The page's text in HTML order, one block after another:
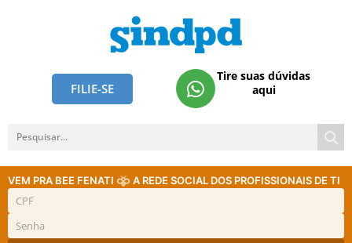
FILIE-SE
Tire suas dúvidas
aqui
VEM PRA BEE FENATI A REDE SOCIAL DOS PROFISSIONAIS DE TI